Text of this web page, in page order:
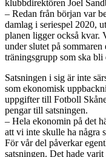
klubbdirektören Joel
– Redan från början var
damlag i seriespel 2020,
planen ligger också kvar.
under slutet på
träningsgrupp som ska bli
Satsningen i sig är inte
som ekonomisk
uppgifter till Fotboll
pengar till satsningen.
– Hela ekonomin på det
att vi inte skulle ha några
För vår del påverkar
satsningen. Det hade